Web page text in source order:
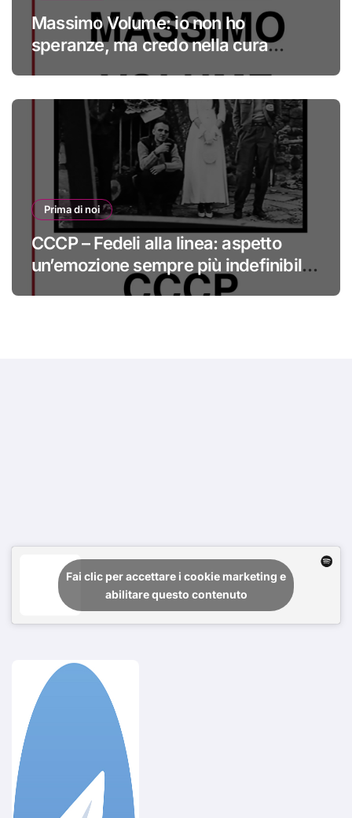
Massimo Volume: io non ho
speranze, ma credo nella cura
Prima di noi
CCCP – Fedeli alla linea: aspetto
un’emozione sempre più indefinibile
#primadinoi
Fai clic per accettare i cookie marketing e
abilitare questo contenuto